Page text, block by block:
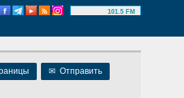
101.5 FM
✉ Отправить